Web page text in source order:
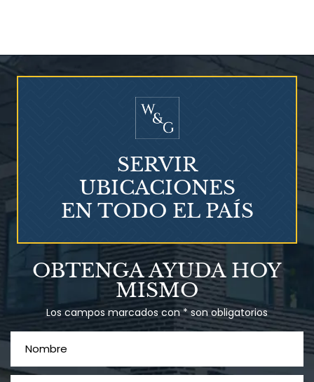
¿Quién corre el riesgo de
Talco en polvo
Ovary cancer
OBTENGA AYUDA HOY
MISMO
Los campos marcados con * son obligatorios
SERVIR
UBICACIONES
EN TODO EL PAÍS